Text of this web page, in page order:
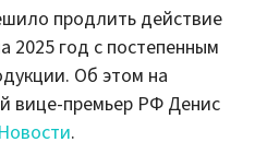
продлить действие
2025 год с постепенным
Об этом на
вице-премьер РФ Денис
.